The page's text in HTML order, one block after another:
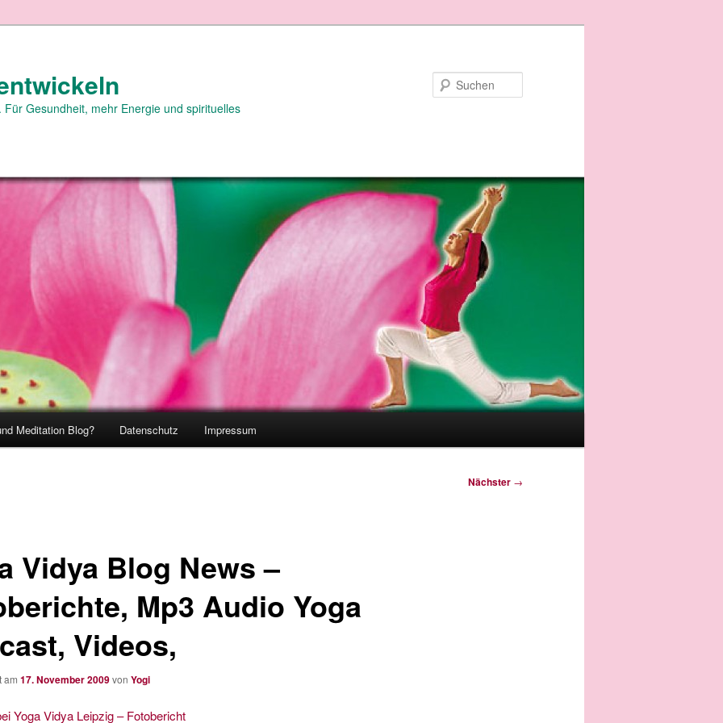
Gesundheit, mehr Energie und spirituelles
Meditation Blog? Datenschutz Impressum
Nächster →
Vidya Blog News –
Mp3 Audio Yoga
Videos,
am 17. November 2009von Yogi
Yoga Vidya Leipzig – Fotobericht